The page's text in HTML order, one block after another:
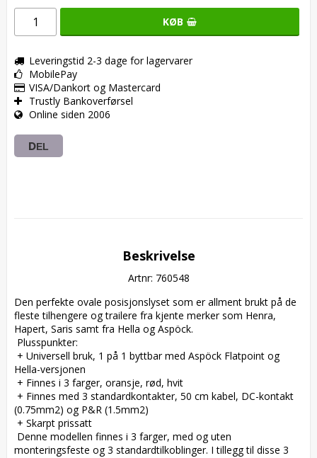
KØB
Leveringstid 2-3 dage for lagervarer
MobilePay
VISA/Dankort og Mastercard
Trustly Bankoverførsel
Online siden 2006
DEL
Beskrivelse
Artnr: 760548
Den perfekte ovale posisjonslyset som er allment brukt på de
fleste tilhengere og trailere fra kjente merker som Henra,
Hapert, Saris samt fra Hella og Aspöck.
Hella-versjonen
(0.75mm2) og P&R (1.5mm2)
monteringsfeste og 3 standardtilkoblinger. I tillegg til disse 3